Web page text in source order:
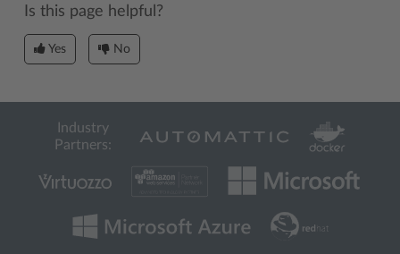
Is this page helpful?
Yes No
Industry
Partners: